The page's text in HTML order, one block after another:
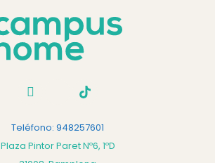
Teléfono: 948257601
Plaza Pintor Paret Nº6, 1ºD